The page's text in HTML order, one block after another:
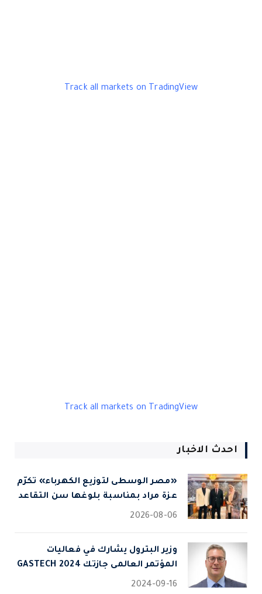
Track all markets on TradingView
Track all markets on TradingView
احدث الاخبار
«مصر الوسطى لتوزيع الكهرباء» تكرّم
عزة مراد بمناسبة بلوغها سن التقاعد
2026-08-06
وزير البترول يشارك في فعاليات
المؤتمر العالمى جازتك 2024 GASTECH
2024-09-16